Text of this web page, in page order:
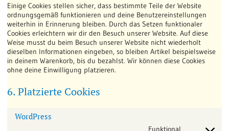
Einige Cookies stellen sicher, dass bestimmte Teile der Website
ordnungsgemäß funktionieren und deine Benutzereinstellungen
weiterhin in Erinnerung bleiben. Durch das Setzen funktionaler
Cookies erleichtern wir dir den Besuch unserer Website. Auf diese
Weise musst du beim Besuch unserer Website nicht wiederholt
dieselben Informationen eingeben, so bleiben Artikel beispielsweise
in deinem Warenkorb, bis du bezahlst. Wir können diese Cookies
ohne deine Einwilligung platzieren.
6. Platzierte Cookies
WordPress
Funktional